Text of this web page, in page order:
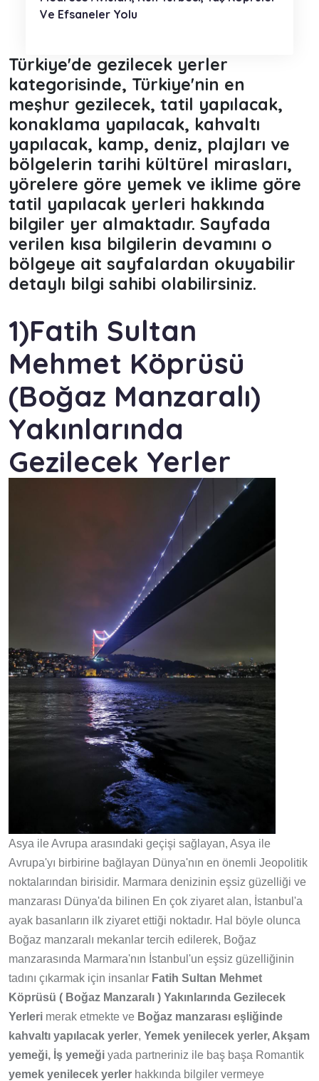
Ve Efsaneler Yolu
Türkiye'de gezilecek yerler
kategorisinde, Türkiye'nin en
meşhur gezilecek, tatil yapılacak,
konaklama yapılacak, kahvaltı
yapılacak, kamp, deniz, plajları ve
bölgelerin tarihi kültürel mirasları,
yörelere göre yemek ve iklime göre
tatil yapılacak yerleri hakkında
bilgiler yer almaktadır. Sayfada
verilen kısa bilgilerin devamını o
bölgeye ait sayfalardan okuyabilir
detaylı bilgi sahibi olabilirsiniz.
1)Fatih Sultan
Mehmet Köprüsü
(Boğaz Manzaralı)
Yakınlarında
Gezilecek Yerler
Asya ile Avrupa arasındaki geçişi sağlayan, Asya ile
Avrupa'yı birbirine bağlayan Dünya'nın en önemli Jeopolitik
noktalarından birisidir. Marmara denizinin eşsiz güzelliği ve
manzarası Dünya'da bilinen En çok ziyaret alan, İstanbul'a
ayak basanların ilk ziyaret ettiği noktadır. Hal böyle olunca
Boğaz manzaralı mekanlar tercih edilerek, Boğaz
manzarasında Marmara'nın İstanbul'un eşsiz güzelliğinin
tadını çıkarmak için insanlar Fatih Sultan Mehmet
Köprüsü ( Boğaz Manzaralı ) Yakınlarında Gezilecek
Yerleri merak etmekte ve Boğaz manzarası eşliğinde
kahvaltı yapılacak yerler, Yemek yenilecek yerler, Akşam
yemeği, İş yemeği yada partneriniz ile baş başa Romantik
yemek yenilecek yerler hakkında bilgiler vermeye